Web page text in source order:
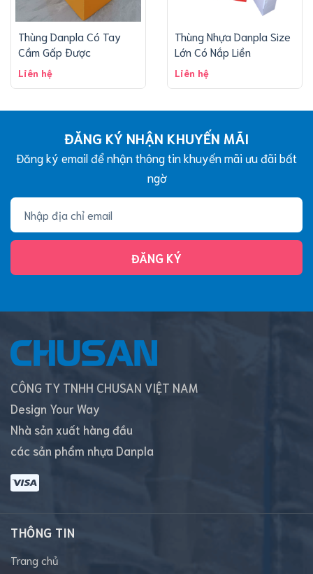
Thùng Danpla Có Tay
Cầm Gấp Được
Liên hệ
Thùng Nhựa Danpla Size
Lớn Có Nắp Liền
Liên hệ
ĐĂNG KÝ NHẬN KHUYẾN MÃI
Đăng ký email để nhận thông tin khuyến mãi ưu đãi bất
ngờ
ĐĂNG KÝ
CÔNG TY TNHH CHUSAN VIỆT NAM
Design Your Way
Nhà sản xuất hàng đầu
các sản phẩm nhựa Danpla
THÔNG TIN
Trang chủ